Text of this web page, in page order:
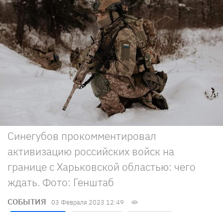
Синегубов прокомментировал
активизацию российских войск на
границе с Харьковской областью: чего
ждать. Фото: Генштаб
СОБЫТИЯ 03 Февраля 2023 12:49